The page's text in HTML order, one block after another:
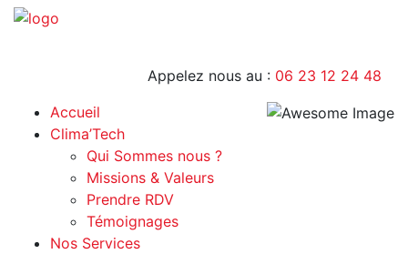
Appelez nous au : 06 23 12 24 48
Accueil
Clima’Tech
Qui Sommes nous ?
Missions & Valeurs
Prendre RDV
Témoignages
Nos Services